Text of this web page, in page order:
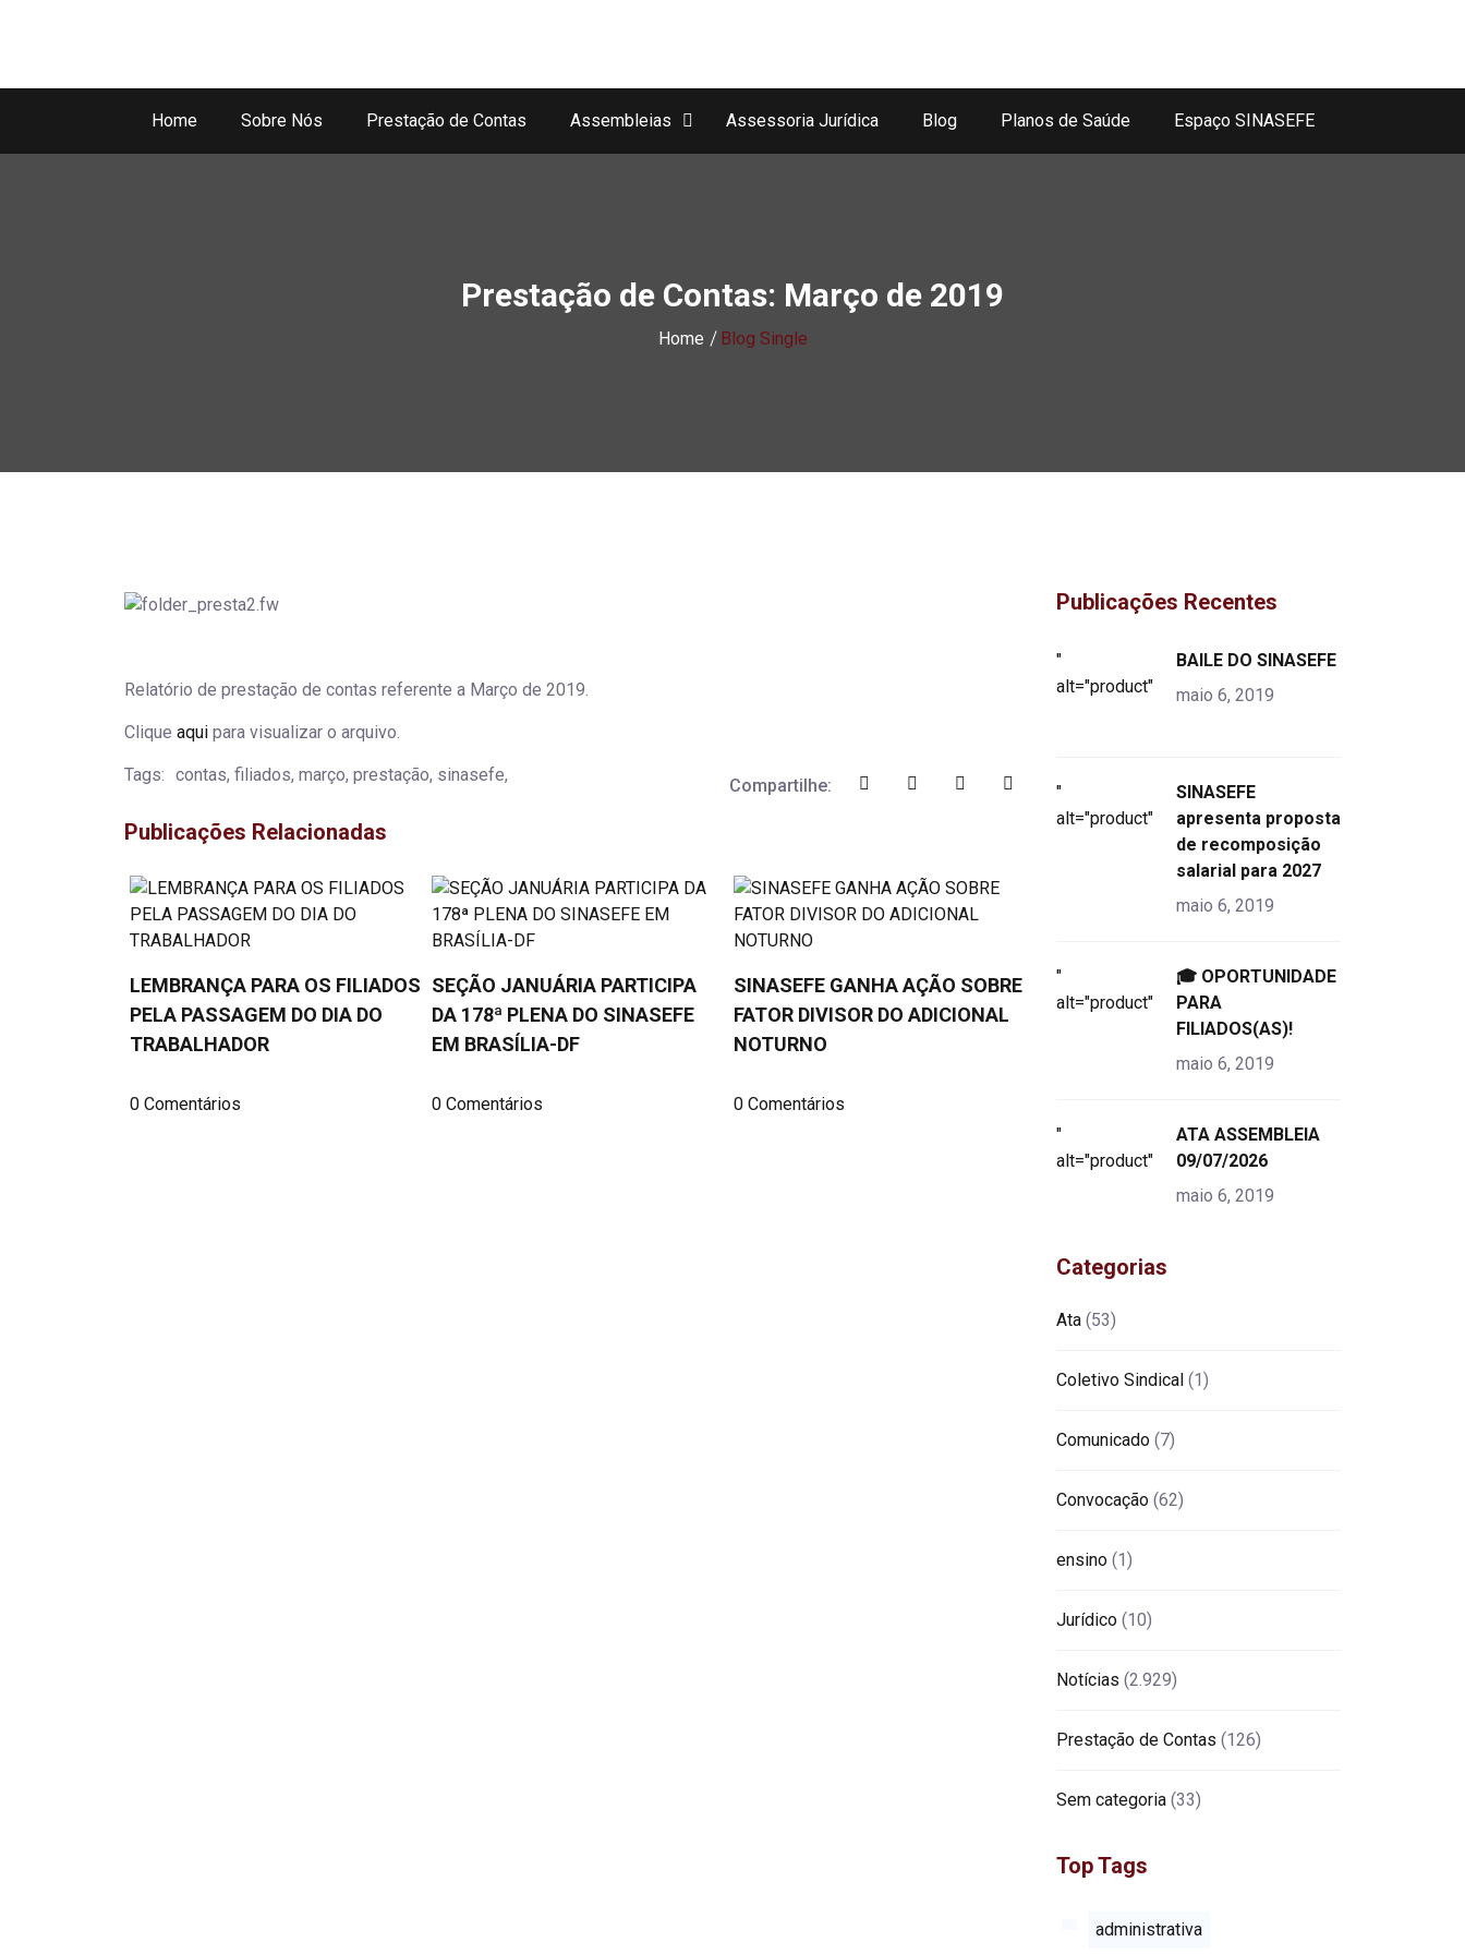
Home Sobre Nós Prestação de Contas Assembleias Assessoria Jurídica Blog Planos de Saúde Espaço SINASEFE
Prestação de Contas: Março de 2019
Home Blog Single
Relatório de prestação de contas referente a Março de 2019.
Clique aqui para visualizar o arquivo.
Tags: contas, filiados, março, prestação, sinasefe,
Compartilhe:
Publicações Relacionadas
LEMBRANÇA PARA OS FILIADOS
PELA PASSAGEM DO DIA DO
TRABALHADOR
0 Comentários
SEÇÃO JANUÁRIA PARTICIPA
DA 178ª PLENA DO SINASEFE
EM BRASÍLIA-DF
0 Comentários
SINASEFE GANHA AÇÃO SOBRE
FATOR DIVISOR DO ADICIONAL
NOTURNO
0 Comentários
Publicações Recentes
"
alt="product">
BAILE DO SINASEFE
maio 6, 2019
"
alt="product">
SINASEFE
apresenta proposta
de recomposição
salarial para 2027
maio 6, 2019
"
alt="product">
🎓 OPORTUNIDADE
PARA
FILIADOS(AS)!
maio 6, 2019
"
alt="product">
ATA ASSEMBLEIA
09/07/2026
maio 6, 2019
Categorias
Ata (53)
Coletivo Sindical (1)
Comunicado (7)
Convocação (62)
ensino (1)
Jurídico (10)
Notícias (2.929)
Prestação de Contas (126)
Sem categoria (33)
Top Tags
administrativa